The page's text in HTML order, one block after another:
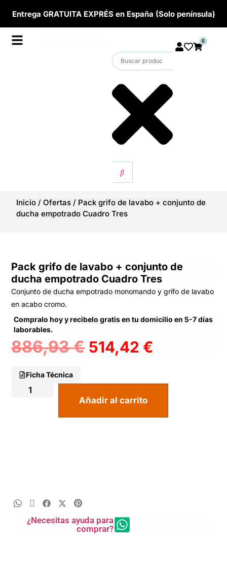
Entrega GRATUITA EXPRÉS en España (Solo península)
0
Inicio /Ofertas / Pack grifo de lavabo + conjunto de
ducha empotrado Cuadro Tres
Pack grifo de lavabo + conjunto de
ducha empotrado Cuadro Tres
Conjunto de ducha empotrado monomando y grifo de lavabo
en acabo cromo.
Compralo hoy y recìbelo gratis en tu domicilio en 5-7 días
laborables.
886,93€ 514,42 €
Ficha Técnica
Añadir al carrito
¿Necesitas ayuda para
comprar?